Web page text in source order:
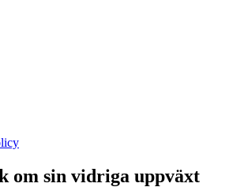
om sin vidriga uppväxt